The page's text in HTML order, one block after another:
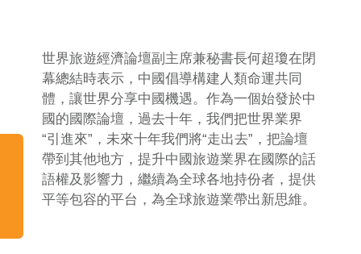
世界旅遊經濟論壇副主席兼秘書長何超瓊在閉
幕總結時表示，中國倡導構建人類命運共同
體，讓世界分享中國機遇。作為一個始發於中
國的國際論壇，過去十年，我們把世界業界
“引進來”，未來十年我們將“走出去”，把論壇
帶到其他地方，提升中國旅遊業界在國際的話
語權及影響力，繼續為全球各地持份者，提供
平等包容的平台，為全球旅遊業帶出新思維。